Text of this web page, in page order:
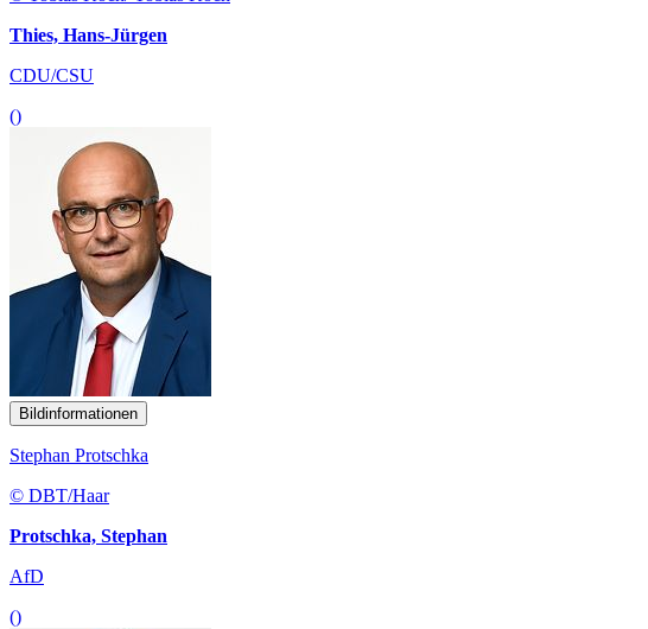
Thies, Hans-Jürgen
CDU/CSU
()
Bildinformationen
Stephan Protschka
© DBT/Haar
Protschka, Stephan
AfD
()